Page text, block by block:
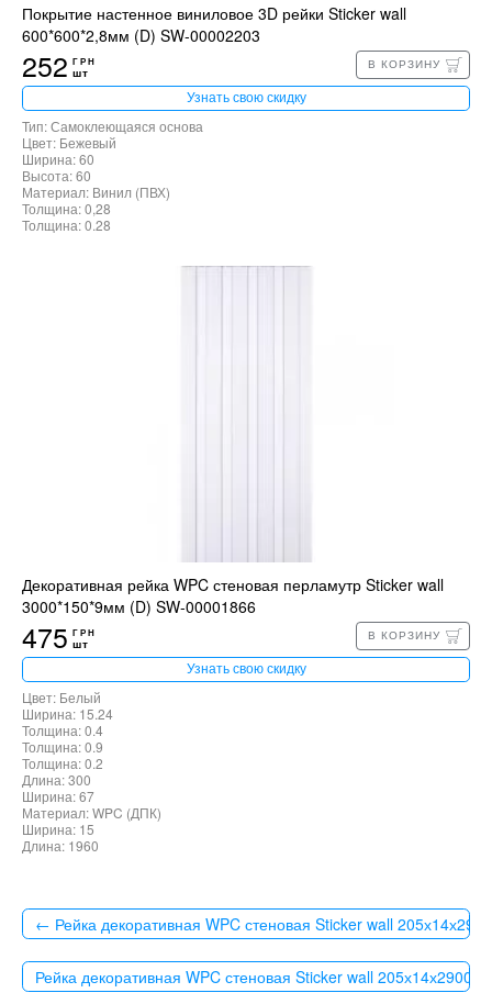
Покрытие настенное виниловое 3D рейки Sticker wall
600*600*2,8мм (D) SW-00002203
252 ГРН
шт
В КОРЗИНУ
Узнать свою скидку
Тип: Самоклеющаяся основа
Цвет: Бежевый
Ширина: 60
Высота: 60
Материал: Винил (ПВХ)
Толщина: 0,28
Толщина: 0.28
Декоративная рейка WPC стеновая перламутр Sticker wall
3000*150*9мм (D) SW-00001866
475 ГРН
шт
В КОРЗИНУ
Узнать свою скидку
Цвет: Белый
Ширина: 15.24
Толщина: 0.4
Толщина: 0.9
Толщина: 0.2
Длина: 300
Ширина: 67
Материал: WPC (ДПК)
Ширина: 15
Длина: 1960
← Рейка декоративная WPC стеновая Sticker wall
Рейка декоративная WPC стеновая Sticker wall